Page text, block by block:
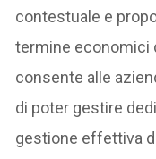
contestuale e
termine economici
consente alle
di poter gestire
gestione effettiva